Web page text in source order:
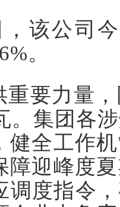
该公司
。
重要力量
。集团各
健全工作
障迎峰度
调度指令